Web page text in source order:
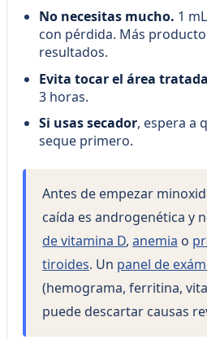
No necesitas mucho. 1
con pérdida. Más
resultados.
Evita tocar el área tratada
3 horas.
Si usas secador, espera a
seque primero.
Antes de empezar
caída es androgenética y
de vitamina D,anemia o
tiroides. Un panel de
(hemograma, ferritina,
puede descartar causas